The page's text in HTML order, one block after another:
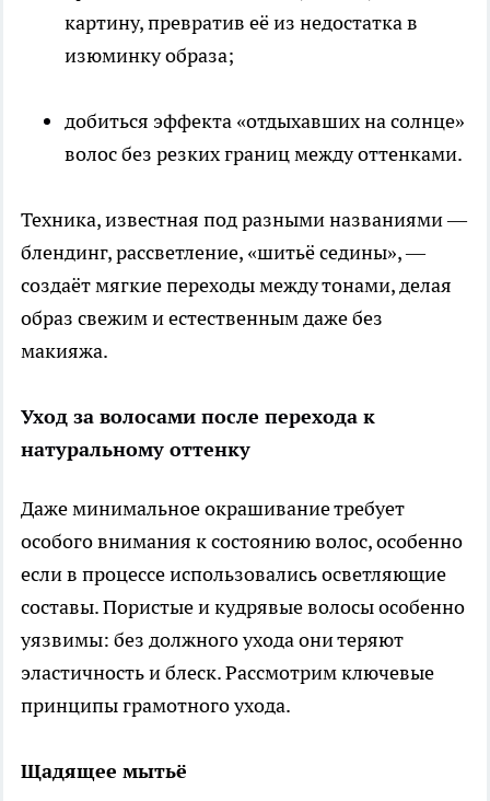
картину, превратив её из недостатка в
изюминку образа;
добиться эффекта «отдыхавших на солнце»
волос без резких границ между оттенками.
Техника, известная под разными названиями —
блендинг, рассветление, «шитьё седины», —
создаёт мягкие переходы между тонами, делая
образ свежим и естественным даже без
макияжа.
Уход за волосами после перехода к
натуральному оттенку
Даже минимальное окрашивание требует
особого внимания к состоянию волос, особенно
если в процессе использовались осветляющие
составы. Пористые и кудрявые волосы особенно
уязвимы: без должного ухода они теряют
эластичность и блеск. Рассмотрим ключевые
принципы грамотного ухода.
Щадящее мытьё